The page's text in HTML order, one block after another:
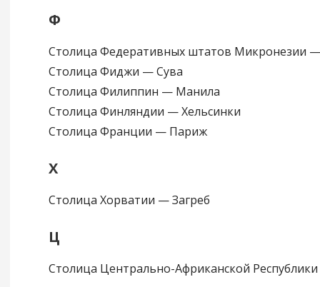
Ф
Столица Федеративных штатов Микронезии
Столица Фиджи — Сува
Столица Филиппин — Манила
Столица Финляндии — Хельсинки
Столица Франции — Париж
Х
Столица Хорватии — Загреб
Ц
Столица Центрально-Африканской